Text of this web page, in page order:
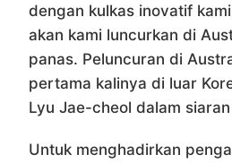
dengan kulkas inovatif
akan kami luncurkan di
panas. Peluncuran di
pertama kalinya di luar
Lyu Jae-cheol dalam
Untuk menghadirkan